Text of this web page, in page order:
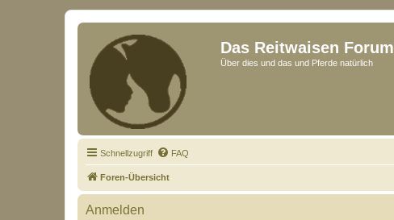
Das Reitwaisen Forum
Über dies und das und Pferde natürlich
Schnellzugriff FAQ
Foren-Übersicht
Anmelden